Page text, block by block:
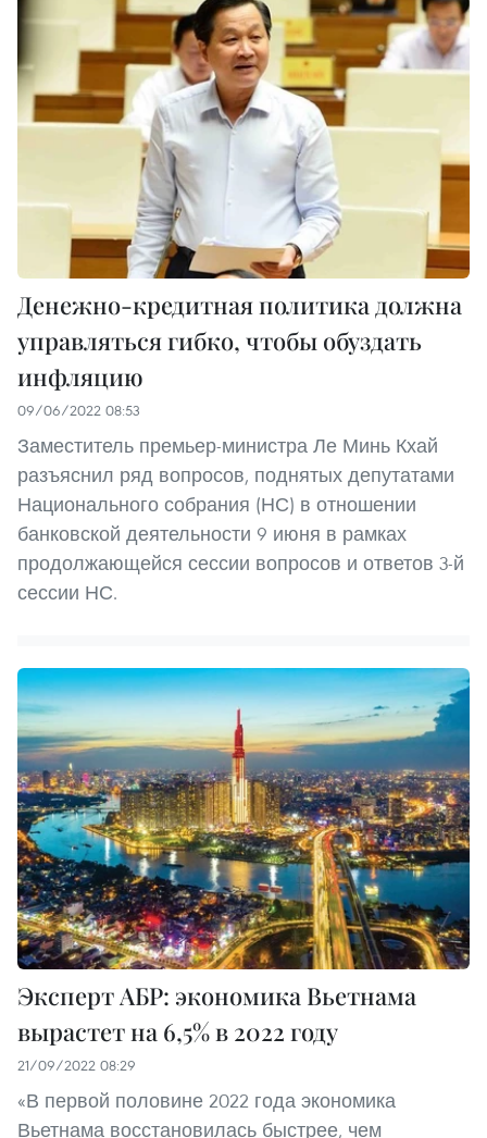
Денежно-кредитная политика должна
управляться гибко, чтобы обуздать
инфляцию
09/06/2022 08:53
Заместитель премьер-министра Ле Минь Кхай
разъяснил ряд вопросов, поднятых депутатами
Национального собрания (НС) в отношении
банковской деятельности 9 июня в рамках
продолжающейся сессии вопросов и ответов 3-й
сессии НС.
Эксперт АБР: экономика Вьетнама
вырастет на 6,5% в 2022 году
21/09/2022 08:29
«В первой половине 2022 года экономика
Вьетнама восстановилась быстрее, чем